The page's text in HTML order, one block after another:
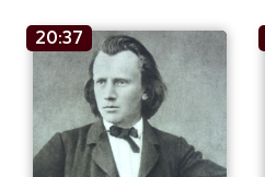
20:37